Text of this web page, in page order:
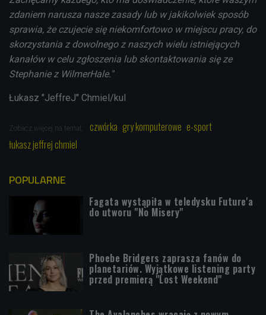
zdaniem narusza nasze zasady lub w jakikolwiek sposób
sprawia, że czujecie sięniekomfortowo w miejscu pracy, do
skorzystania z dowolnego z naszych wielu istniejących
kanałów w celu zgłoszenia lub skontaktowania sięze
Stephanie z WilmerHale."
Łukasz "JeffreJ" Chmiel/kul
Zobacz więcej na temat: czwórka gry komputerowe e-sport
łukasz jeffrej chmiel
POPULARNE
Fagata wystąpiła w teledysku Future'a
do utworu "No Misery"
Phoebe Bridgers zaprasza fanów do
planetariów. Wyjątkowe listening party
przed premierą "Lost Weekend"